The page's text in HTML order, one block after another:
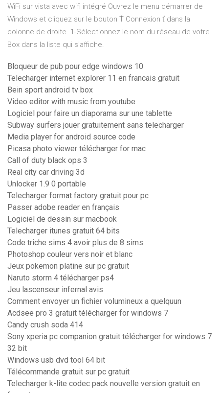
WiFi sur vista avec wifi intégré Ouvrez le menu démarrer de
Windows et cliquez sur le bouton Ť Connexion ť dans la
colonne de droite. 1-Sélectionnez le nom du réseau de votre
Box dans la liste qui s'affiche.
Bloqueur de pub pour edge windows 10
Telecharger internet explorer 11 en francais gratuit
Bein sport android tv box
Video editor with music from youtube
Logiciel pour faire un diaporama sur une tablette
Subway surfers jouer gratuitement sans telecharger
Media player for android source code
Picasa photo viewer télécharger for mac
Call of duty black ops 3
Real city car driving 3d
Unlocker 1.9 0 portable
Telecharger format factory gratuit pour pc
Passer adobe reader en français
Logiciel de dessin sur macbook
Telecharger itunes gratuit 64 bits
Code triche sims 4 avoir plus de 8 sims
Photoshop couleur vers noir et blanc
Jeux pokemon platine sur pc gratuit
Naruto storm 4 télécharger ps4
Jeu lascenseur infernal avis
Comment envoyer un fichier volumineux a quelquun
Acdsee pro 3 gratuit télécharger for windows 7
Candy crush soda 414
Sony xperia pc companion gratuit télécharger for windows 7
32 bit
Windows usb dvd tool 64 bit
Télécommande gratuit sur pc gratuit
Telecharger k-lite codec pack nouvelle version gratuit en